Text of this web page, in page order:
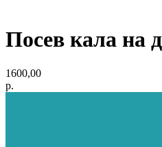
Посев кала на
1600,00
р.